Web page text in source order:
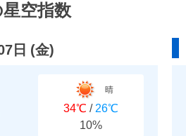
星空指数
日 (金)
晴
34℃ / 26℃
10%